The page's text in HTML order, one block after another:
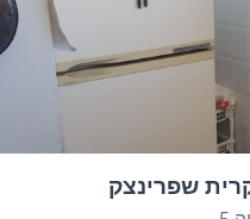
שפרינצק